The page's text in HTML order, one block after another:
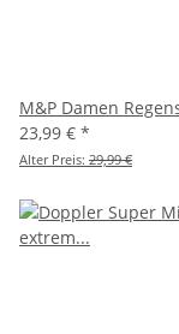
M&P Damen
23,99 € *
Alter Preis: 29,99 €